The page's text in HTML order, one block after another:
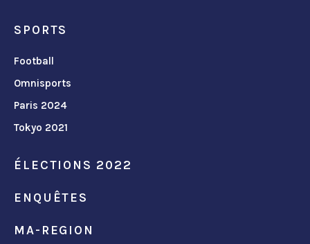
SPORTS
Football
Omnisports
Paris 2024
Tokyo 2021
ÉLECTIONS 2022
ENQUÊTES
MA-REGION